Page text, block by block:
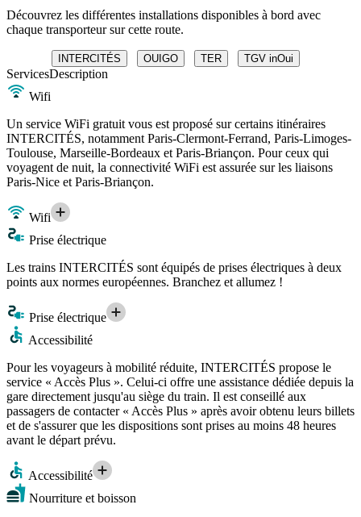
Découvrez les différentes installations disponibles à bord avec
chaque transporteur sur cette route.
INTERCITÉS OUIGO TER TGV inOui
ServicesDescription
Wifi
Un service WiFi gratuit vous est proposé sur certains itinéraires
INTERCITÉS, notamment Paris-Clermont-Ferrand, Paris-Limoges-
Toulouse, Marseille-Bordeaux et Paris-Briançon. Pour ceux qui
voyagent de nuit, la connectivité WiFi est assurée sur les liaisons
Paris-Nice et Paris-Briançon.
Wifi
Prise électrique
Les trains INTERCITÉS sont équipés de prises électriques à deux
points aux normes européennes. Branchez et allumez !
Prise électrique
Accessibilité
Pour les voyageurs à mobilité réduite, INTERCITÉS propose le
service « Accès Plus ». Celui-ci offre une assistance dédiée depuis la
gare directement jusqu'au siège du train. Il est conseillé aux
passagers de contacter « Accès Plus » après avoir obtenu leurs billets
et de s'assurer que les dispositions sont prises au moins 48 heures
avant le départ prévu.
Accessibilité
Nourriture et boisson